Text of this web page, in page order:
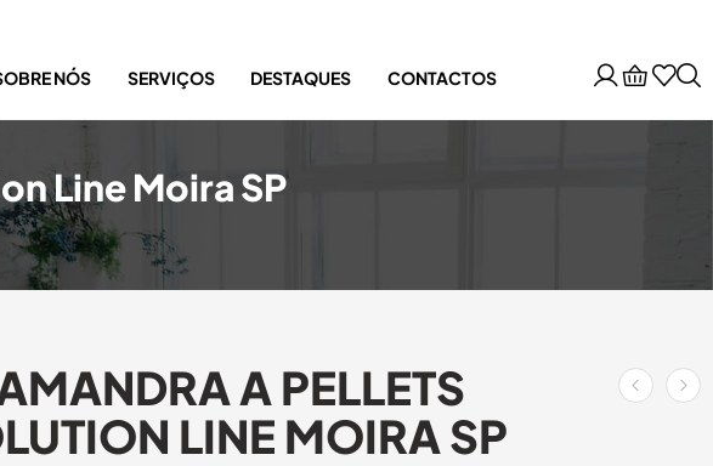
NÓS SERVIÇOS DESTAQUES CONTACTOS
Line Moira SP
A PELLETS
LINE MOIRA SP